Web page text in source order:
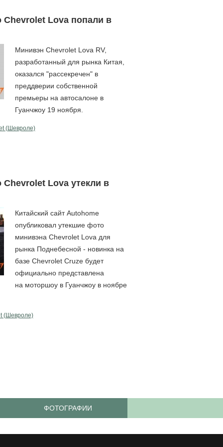
Chevrolet Lova попали в
Минивэн Chevrolet Lova RV,
разработанный для рынка Китая,
оказался "рассекречен" в
преддверии собственной
премьеры на автосалоне в
Гуанчжоу 19 ноября.
(Шевроле)
Lova утекли в
Китайский сайт Autohome
опубликовал утекшие фото
минивэна Chevrolet Lova для
рынка Поднебесной - новинка на
базе Chevrolet Cruze будет
официально представлена
на моторшоу в Гуанчжоу в ноябре
(Шевроле)
ФОТОГРАФИИ